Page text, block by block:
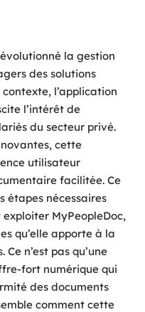
la gestion
des solutions
l’application
l’intérêt de
du secteur privé.
cette
utilisateur
facilitée. Ce
étapes nécessaires
MyPeopleDoc,
qu’elle apporte à la
n’est pas qu’une
fort numérique qui
des documents
comment cette